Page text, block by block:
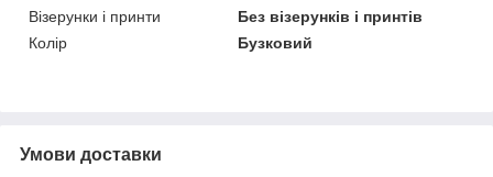
Візерунки і принти
Без візерунків і принтів
Колір
Бузковий
Умови доставки